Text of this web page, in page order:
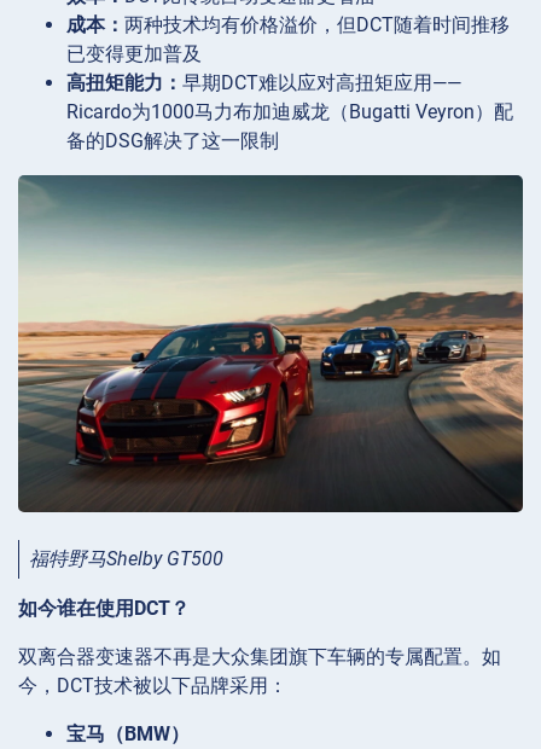
成本： 两种技术均有价格溢价，但DCT随着时间推移
已变得更加普及
高扭矩能力： 早期DCT难以应对高扭矩应用——
Ricardo为1000马力布加迪威龙（Bugatti Veyron）配
备的DSG解决了这一限制
福特野马Shelby GT500
如今谁在使用DCT？
双离合器变速器不再是大众集团旗下车辆的专属配置。如
今，DCT技术被以下品牌采用：
宝马（BMW）